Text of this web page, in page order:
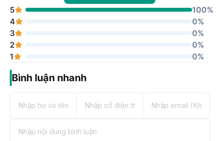
5
100%
4
0%
3
0%
2
0%
1
0%
Bình luận nhanh